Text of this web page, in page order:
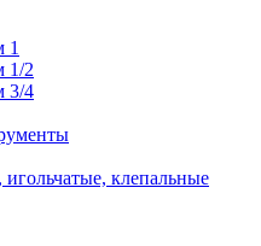
1
1/2
3/4
клепальные